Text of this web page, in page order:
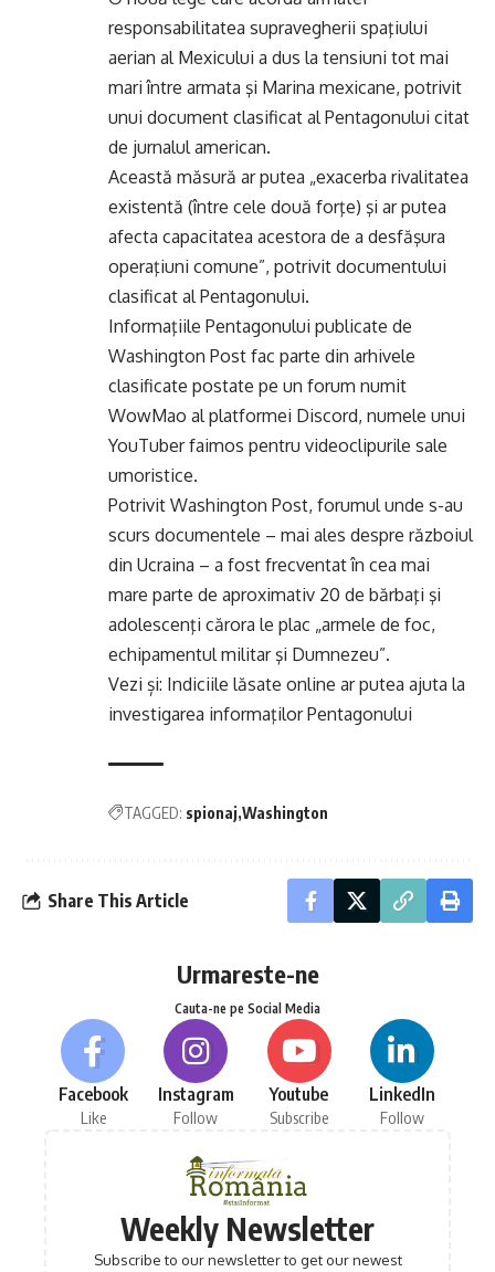
responsabilitatea supravegherii spaţiului
aerian al Mexicului a dus la tensiuni tot mai
mari între armata şi Marina mexicane, potrivit
unui document clasificat al Pentagonului citat
de jurnalul american.
Această măsură ar putea „exacerba rivalitatea
existentă (între cele două forţe) şi ar putea
afecta capacitatea acestora de a desfăşura
operaţiuni comune”, potrivit documentului
clasificat al Pentagonului.
Informaţiile Pentagonului publicate de
Washington Post fac parte din arhivele
clasificate postate pe un forum numit
WowMao al platformei Discord, numele unui
YouTuber faimos pentru videoclipurile sale
umoristice.
Potrivit Washington Post, forumul unde s-au
scurs documentele – mai ales despre războiul
din Ucraina – a fost frecventat în cea mai
mare parte de aproximativ 20 de bărbaţi şi
adolescenţi cărora le plac „armele de foc,
echipamentul militar şi Dumnezeu”.
Vezi și: Indiciile lăsate online ar putea ajuta la
investigarea informaţilor Pentagonului
TAGGED: spionaj Washington
Share This Article
Urmareste-ne
Cauta-ne pe Social Media
Facebook
Like
Instagram
Follow
Youtube
Subscribe
LinkedIn
Follow
Weekly Newsletter
Subscribe to our newsletter to get our newest